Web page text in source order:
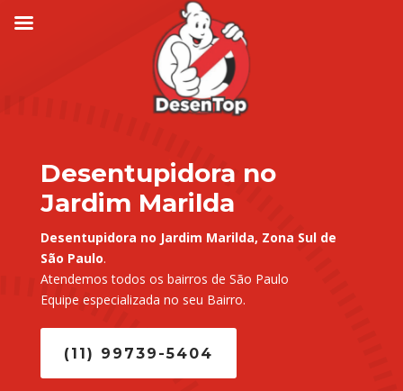
Desentupidora no
Jardim Marilda
Desentupidora no Jardim Marilda, Zona Sul de
São Paulo.
Atendemos todos os bairros de São Paulo
Equipe especializada no seu Bairro.
(11) 99739-5404